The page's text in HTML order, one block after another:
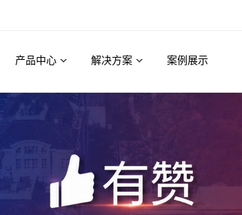
产品中心 解决方案 案例展示